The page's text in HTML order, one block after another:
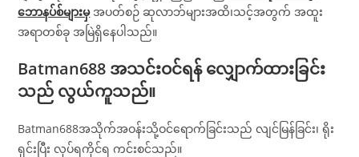
ဘောနပ်စ်များမှအပတ်စဉ် ဆုလာဘ်များအထိ၊သင့်အတွက် အထူး
အရာတစ်ခု အမြဲရှိနေပါသည်။
Batman688 အသင်းဝင်ရန် လျှောက်ထားခြင်း
သည် လွယ်ကူသည်။
Batman688အသိုက်အဝန်းသို့ဝင်ရောက်ခြင်းသည် လျင်မြန်ခြင်း၊ ရိုး
ရှင်းပြီး လုပ်ရကိုင်ရ ကင်းစင်သည်။